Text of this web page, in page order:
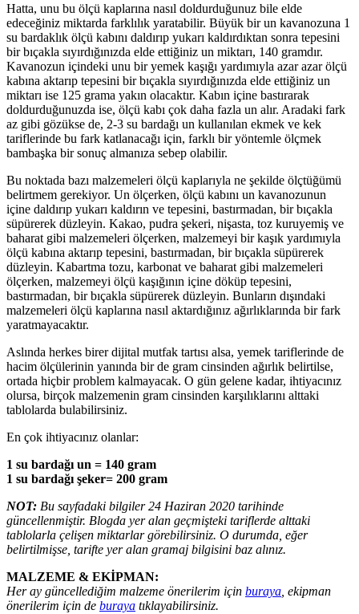
Hatta, unu bu ölçü kaplarına nasıl doldurduğunuz bile elde
edeceğiniz miktarda farklılık yaratabilir. Büyük bir un kavanozuna 1
su bardaklık ölçü kabını daldırıp yukarı kaldırdıktan sonra tepesini
bir bıçakla sıyırdığınızda elde ettiğiniz un miktarı, 140 gramdır.
Kavanozun içindeki unu bir yemek kaşığı yardımıyla azar azar ölçü
kabına aktarıp tepesini bir bıçakla sıyırdığınızda elde ettiğiniz un
miktarı ise 125 grama yakın olacaktır. Kabın içine bastırarak
doldurduğunuzda ise, ölçü kabı çok daha fazla un alır. Aradaki fark
az gibi gözükse de, 2-3 su bardağı un kullanılan ekmek ve kek
tariflerinde bu fark katlanacağı için, farklı bir yöntemle ölçmek
bambaşka bir sonuç almanıza sebep olabilir.
Bu noktada bazı malzemeleri ölçü kaplarıyla ne şekilde ölçtüğümü
belirtmem gerekiyor. Un ölçerken, ölçü kabını un kavanozunun
içine daldırıp yukarı kaldırın ve tepesini, bastırmadan, bir bıçakla
süpürerek düzleyin. Kakao, pudra şekeri, nişasta, toz kuruyemiş ve
baharat gibi malzemeleri ölçerken, malzemeyi bir kaşık yardımıyla
ölçü kabına aktarıp tepesini, bastırmadan, bir bıçakla süpürerek
düzleyin. Kabartma tozu, karbonat ve baharat gibi malzemeleri
ölçerken, malzemeyi ölçü kaşığının içine döküp tepesini,
bastırmadan, bir bıçakla süpürerek düzleyin. Bunların dışındaki
malzemeleri ölçü kaplarına nasıl aktardığınız ağırlıklarında bir fark
yaratmayacaktır.
Aslında herkes birer dijital mutfak tartısı alsa, yemek tariflerinde de
hacim ölçülerinin yanında bir de gram cinsinden ağırlık belirtilse,
ortada hiçbir problem kalmayacak. O gün gelene kadar, ihtiyacınız
olursa, birçok malzemenin gram cinsinden karşılıklarını alttaki
tablolarda bulabilirsiniz.
En çok ihtiyacınız olanlar:
1 su bardağı un = 140 gram
1 su bardağı şeker= 200 gram
NOT: Bu sayfadaki bilgiler 24 Haziran 2020 tarihinde
güncellenmiştir. Blogda yer alan geçmişteki tariflerde alttaki
tablolarla çelişen miktarlar görebilirsiniz. O durumda, eğer
belirtilmişse, tarifte yer alan gramaj bilgisini baz alınız.
MALZEME & EKİPMAN:
Her ay güncellediğim malzeme önerilerim için buraya , ekipman
önerilerim için de buraya tıklayabilirsiniz.